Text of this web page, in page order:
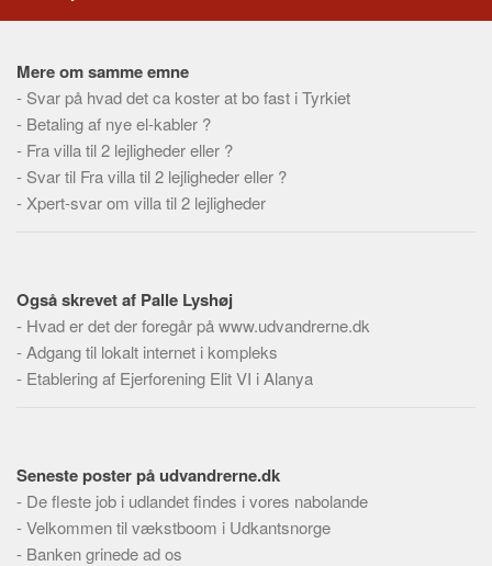
Transport
Alle
Aspekter
Køb og salg
Skatter og afgifter
Statistik
Praktisk
Dokumenttyper
Emner
Skribenter
Mere om samme emne
- Svar på hvad det ca koster at bo fast i Tyrkiet
- Betaling af nye el-kabler ?
- Fra villa til 2 lejligheder eller ?
- Svar til Fra villa til 2 lejligheder eller ?
- Xpert-svar om villa til 2 lejligheder
Også skrevet af Palle Lyshøj
- Hvad er det der foregår på www.udvandrerne.dk
-Adgang til lokalt internet i kompleks
- Etablering af Ejerforening Elit VI i Alanya
Seneste poster på udvandrerne.dk
- De fleste job i udlandet findes i vores nabolande
-Velkommen til vækstboom i Udkantsnorge
- Banken grinede ad os